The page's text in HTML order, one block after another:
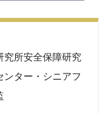
究所安全保障研究
ンター・シニアフ